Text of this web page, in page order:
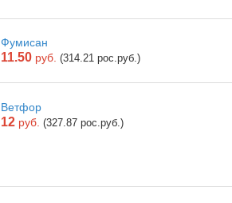
Фумисан
11.50 руб. (314.21 рос.руб.)
Ветфор
12 руб. (327.87 рос.руб.)